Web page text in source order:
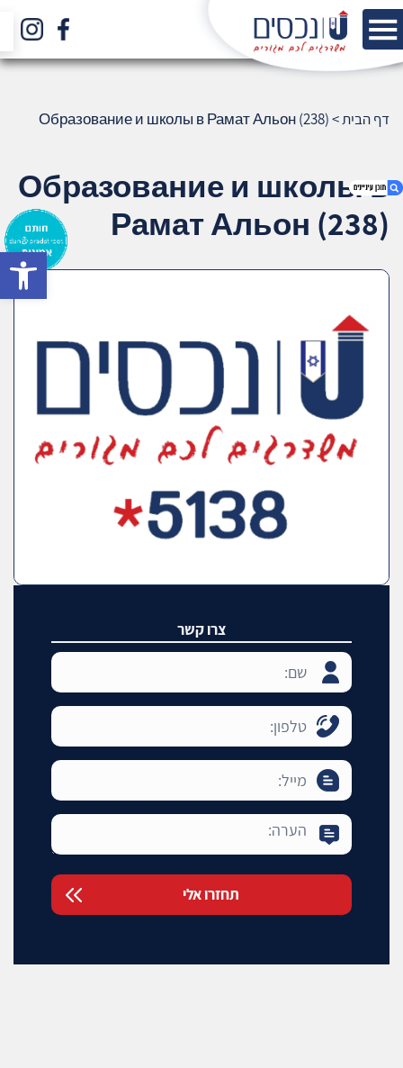
דף הבית>
Образование и школы в Рамат Альон (238)
Образование и школы в
Рамат Альон (238)
צרו קשר